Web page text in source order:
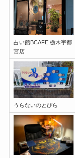
占い館BCAFE 栃木宇都
宮店
うらないのとびら